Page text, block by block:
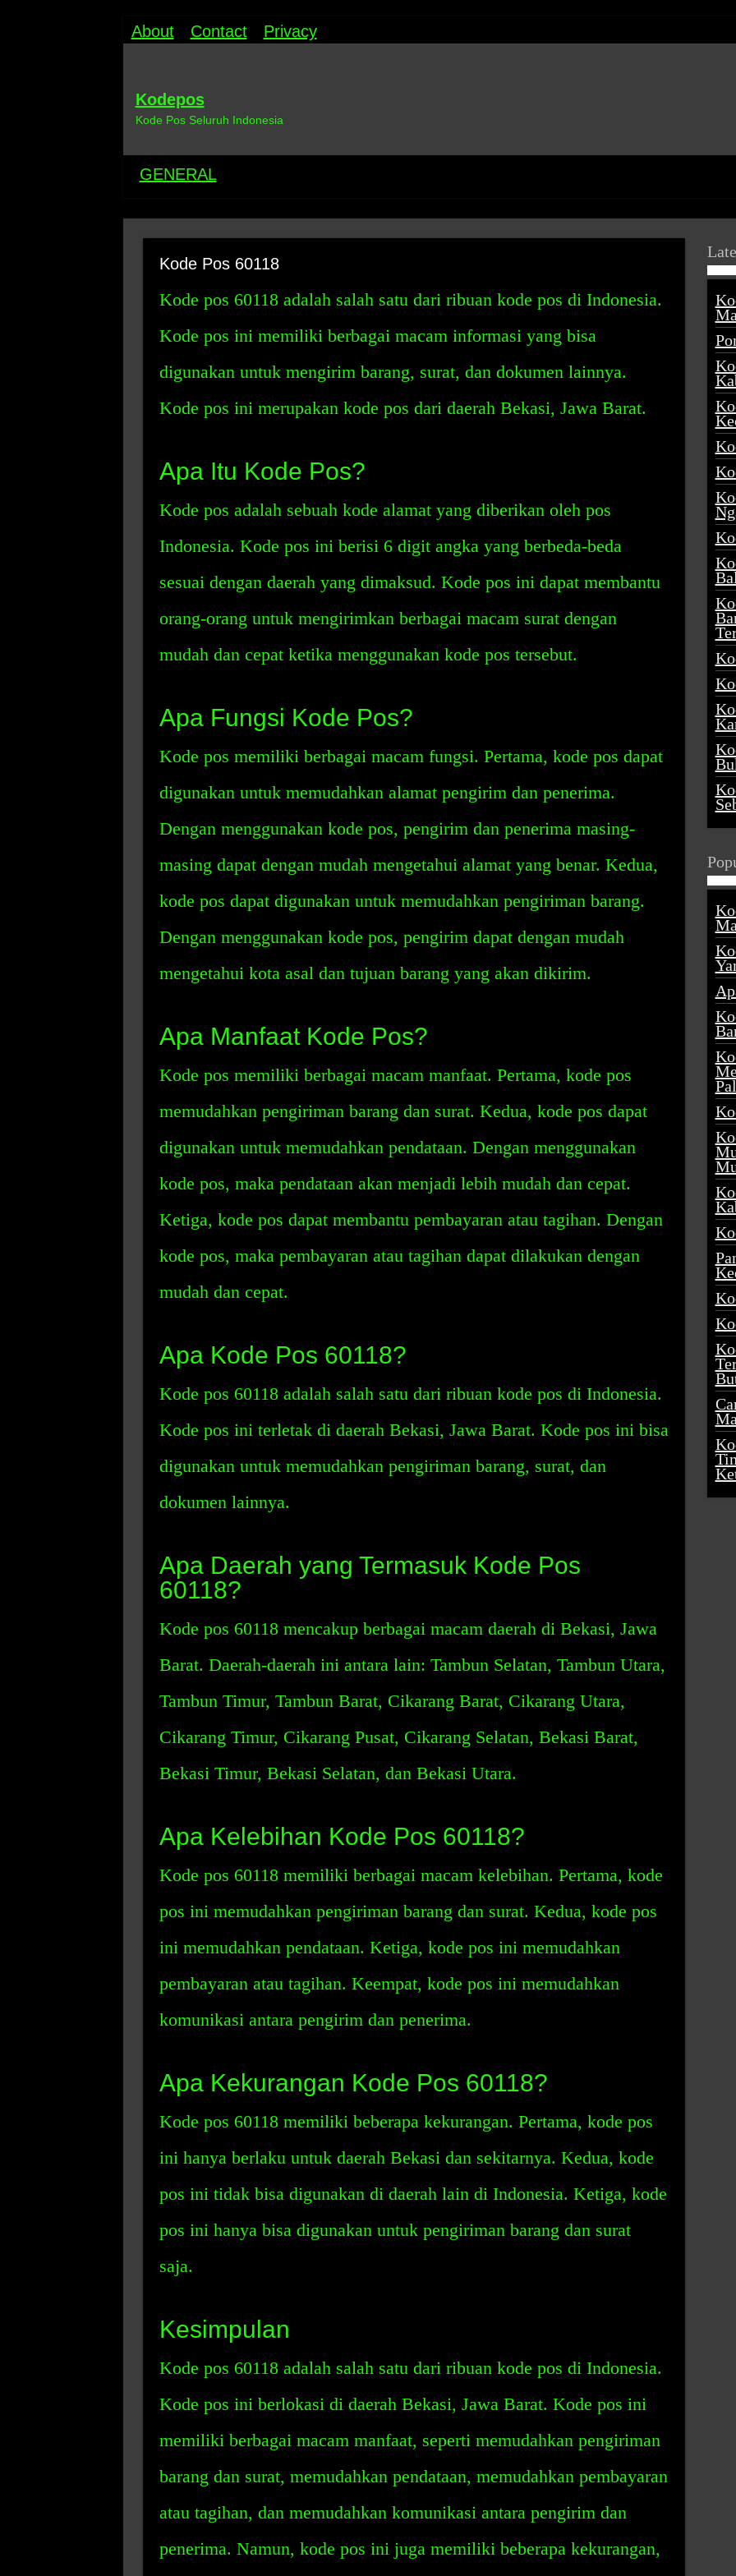
About Contact Privacy
Kodepos
Kode Pos Seluruh Indonesia
GENERAL
Kode Pos 60118
Kode pos 60118 adalah salah satu dari ribuan kode pos di Indonesia.
Kode pos ini memiliki berbagai macam informasi yang bisa
digunakan untuk mengirim barang, surat, dan dokumen lainnya.
Kode pos ini merupakan kode pos dari daerah Bekasi, Jawa Barat.
Apa Itu Kode Pos?
Kode pos adalah sebuah kode alamat yang diberikan oleh pos
Indonesia. Kode pos ini berisi 6 digit angka yang berbeda-beda
sesuai dengan daerah yang dimaksud. Kode pos ini dapat membantu
orang-orang untuk mengirimkan berbagai macam surat dengan
mudah dan cepat ketika menggunakan kode pos tersebut.
Apa Fungsi Kode Pos?
Kode pos memiliki berbagai macam fungsi. Pertama, kode pos dapat
digunakan untuk memudahkan alamat pengirim dan penerima.
Dengan menggunakan kode pos, pengirim dan penerima masing-
masing dapat dengan mudah mengetahui alamat yang benar. Kedua,
kode pos dapat digunakan untuk memudahkan pengiriman barang.
Dengan menggunakan kode pos, pengirim dapat dengan mudah
mengetahui kota asal dan tujuan barang yang akan dikirim.
Apa Manfaat Kode Pos?
Kode pos memiliki berbagai macam manfaat. Pertama, kode pos
memudahkan pengiriman barang dan surat. Kedua, kode pos dapat
digunakan untuk memudahkan pendataan. Dengan menggunakan
kode pos, maka pendataan akan menjadi lebih mudah dan cepat.
Ketiga, kode pos dapat membantu pembayaran atau tagihan. Dengan
kode pos, maka pembayaran atau tagihan dapat dilakukan dengan
mudah dan cepat.
Apa Kode Pos 60118?
Kode pos 60118 adalah salah satu dari ribuan kode pos di Indonesia.
Kode pos ini terletak di daerah Bekasi, Jawa Barat. Kode pos ini bisa
digunakan untuk memudahkan pengiriman barang, surat, dan
dokumen lainnya.
Apa Daerah yang Termasuk Kode Pos
60118?
Kode pos 60118 mencakup berbagai macam daerah di Bekasi, Jawa
Barat. Daerah-daerah ini antara lain: Tambun Selatan, Tambun Utara,
Tambun Timur, Tambun Barat, Cikarang Barat, Cikarang Utara,
Cikarang Timur, Cikarang Pusat, Cikarang Selatan, Bekasi Barat,
Bekasi Timur, Bekasi Selatan, dan Bekasi Utara.
Apa Kelebihan Kode Pos 60118?
Kode pos 60118 memiliki berbagai macam kelebihan. Pertama, kode
pos ini memudahkan pengiriman barang dan surat. Kedua, kode pos
ini memudahkan pendataan. Ketiga, kode pos ini memudahkan
pembayaran atau tagihan. Keempat, kode pos ini memudahkan
komunikasi antara pengirim dan penerima.
Apa Kekurangan Kode Pos 60118?
Kode pos 60118 memiliki beberapa kekurangan. Pertama, kode pos
ini hanya berlaku untuk daerah Bekasi dan sekitarnya. Kedua, kode
pos ini tidak bisa digunakan di daerah lain di Indonesia. Ketiga, kode
pos ini hanya bisa digunakan untuk pengiriman barang dan surat
saja.
Kesimpulan
Kode pos 60118 adalah salah satu dari ribuan kode pos di Indonesia.
Kode pos ini berlokasi di daerah Bekasi, Jawa Barat. Kode pos ini
memiliki berbagai macam manfaat, seperti memudahkan pengiriman
barang dan surat, memudahkan pendataan, memudahkan pembayaran
atau tagihan, dan memudahkan komunikasi antara pengirim dan
penerima. Namun, kode pos ini juga memiliki beberapa kekurangan,